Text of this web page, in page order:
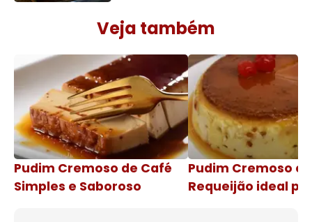
Veja também
Pudim Cremoso de Café
Simples e Saboroso
Pudim Cremoso
Requeijão ideal